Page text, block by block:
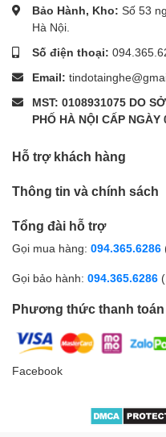
Bảo Hành, Kho: Số 53
Hà Nội.
Số điện thoại:
Email:
MST: 0108931075 DO
PHỐ HÀ NỘI CẤP NGÀY
Hỗ trợ khách hàng
Thông tin và chính sách
Tổng đài hỗ trợ
Gọi mua hàng: 094.365.6286
Gọi bảo hành: 094.365.6286
Phương thức thanh toán
Facebook